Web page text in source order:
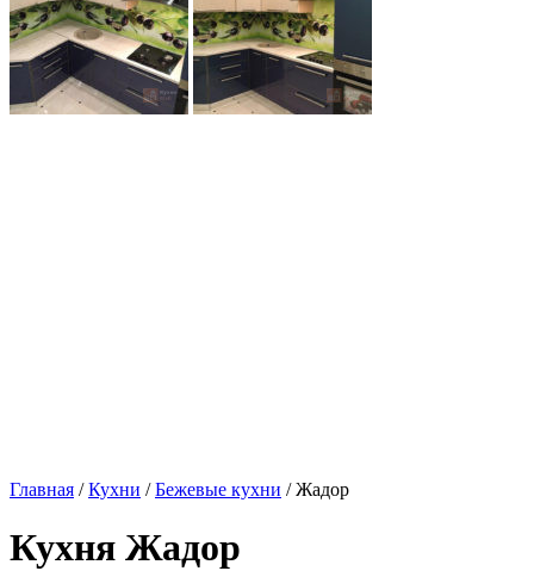
Главная /Кухни /Бежевые кухни / Жадор
Кухня Жадор